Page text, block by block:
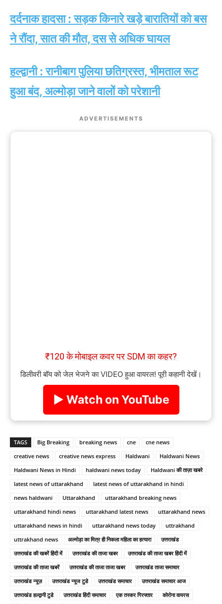
दर्दनाक हादसा : सड़क किनारे खड़े बारातियों को बस
ने रौंदा, सात की मौत, दस से अधिक घायल
हल्द्वानी : रानीबाग पुलिया छतिग्रस्त, भीमताल रूट
हुआ बंद, अल्मोड़ा जाने वालों को परेशानी
ADVERTISEMENTS
₹120 के मोबाइल कवर पर SDM का कहर?
डिलीवरी बॉय को जेल भेजने का VIDEO हुआ वायरल! पूरी कहानी देखें।
▶ Watch on YouTube
TAGS Big Breaking breaking news cne
cne news
creative news
creative news express Haldwani
Haldwani News
Haldwani News in Hindi
haldwani news today
Haldwani की ताज़ा खबरे
latest news of uttarakhand
latest news of uttarakhand in hindi
news haldwani
Uttarakhand
uttarakhand breaking news
uttarakhand hindi news
uttarakhand latest news
uttarakhand news
uttarakhand news in hindi
uttarakhand news today
uttrakhand
uttrakhand news
अल्मोड़ा का मित्र ही निकला महिला का हत्यारा
उत्तराखंड
उत्तराखंड की खबरें हिंदी में
उत्तराखंड की ताजा खबर
उत्तराखंड की ताजा खबर हिंदी में
उत्तराखंड की ताजा खबरें
उत्तराखंड की ताजा ताजा खबर
उत्तराखंड ताजा समाचार
उत्तराखंड न्यूज़
उत्तराखंड न्यूज टुडे उत्तराखंड समाचार
उत्तराखंड समाचार आज
उत्तराखंड हल्द्वानी टुडे
उत्तराखंड हिंदी समाचार एक तस्कर गिरफ्तार
कोरोना वायरस